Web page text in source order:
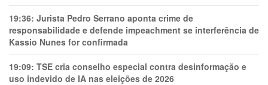
19:36: Jurista Pedro Serrano aponta crime de
responsabilidade e defende impeachment se interferência de
Kassio Nunes for confirmada
19:09: TSE cria conselho especial contra desinformação e
uso indevido de IA nas eleições de 2026